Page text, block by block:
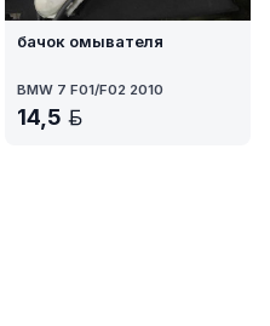
бачок омывателя
BMW 7 F01/F02 2010
14,5